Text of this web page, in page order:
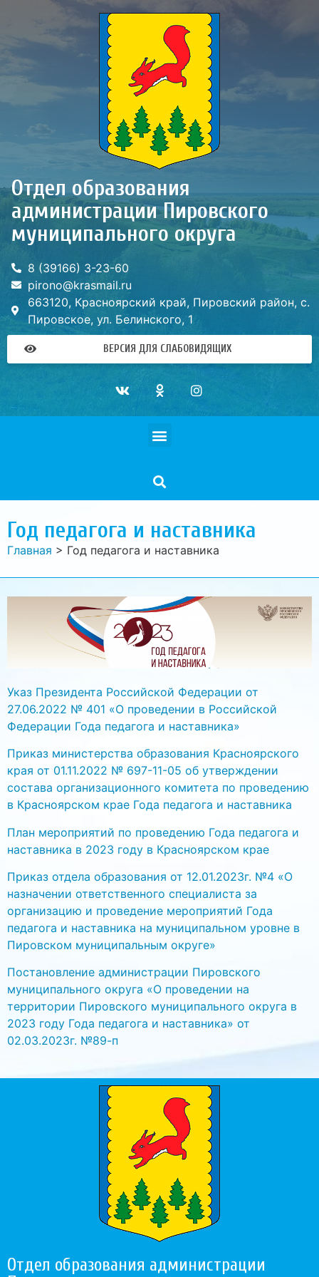
Отдел образования
администрации Пировского
муниципального округа
8 (39166) 3-23-60
pirono@krasmail.ru
663120, Красноярский край, Пировский район, с.
Пировское, ул. Белинского, 1
ВЕРСИЯ ДЛЯ СЛАБОВИДЯЩИХ
Год педагога и наставника
Главная > Год педагога и наставника
Указ Президента Российской Федерации от
27.06.2022 № 401 «О проведении в Российской
Федерации Года педагога и наставника»
Приказ министерства образования Красноярского
края от 01.11.2022 № 697-11-05 об утверждении
состава организационного комитета по проведению
в Красноярском крае Года педагога и наставника
План мероприятий по проведению Года педагога и
наставника в 2023 году в Красноярском крае
Приказ отдела образования от 12.01.2023г. №4 «О
назначении ответственного специалиста за
организацию и проведение мероприятий Года
педагога и наставника на муниципальном уровне в
Пировском муниципальным округе»
Постановление администрации Пировского
муниципального округа «О проведении на
территории Пировского муниципального округа в
2023 году Года педагога и наставника» от
02.03.2023г. №89-п
Отдел образования администрации